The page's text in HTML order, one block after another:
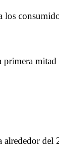
los
primera
del